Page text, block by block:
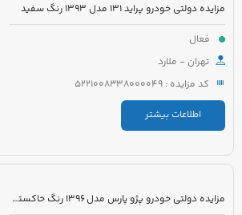
مزایده دولتی خودرو پراید 131 مدل 1393 رنگ سفید
فعال
تهران - ملارد
کد مزایده : 5221008338000049
اطلاعات بیشتر
مزایده دولتی خودرو پژو پارس مدل 1396 رنگ خاکستری متالیک